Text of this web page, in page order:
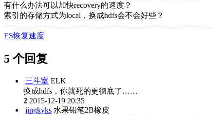
有什么办法可以加快recovery的速度？
索引的存储方式为local，换成hdfs会不会好些？
ES恢复速度
5 个回复
三斗室 ELK
换成hdfs，你就死的更彻底了……
2 2015-12-19 20:35
jingkyks 水果铅笔2B橡皮